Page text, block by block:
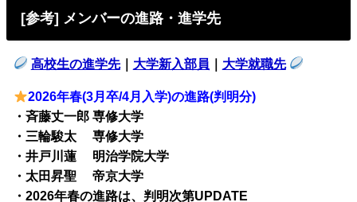
[参考] メンバーの進路・進学先
高校生の進学先｜ 大学新入部員 大学就職先
2026年春(3月卒/4月入学)の進路(判明分)
・斉藤丈一郎 専修大学
・三輪駿太 専修大学
・井戸川蓮 明治学院大学
・太田昇聖 帝京大学
・2026年春の進路は、判明次第UPDATE